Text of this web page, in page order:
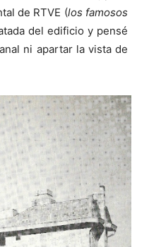
de RTVE (los famosos
del edificio y pensé
ni apartar la vista de